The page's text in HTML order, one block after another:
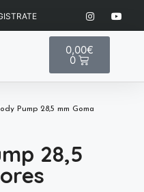
0,00€
0
Pump 28,5 mm Goma
28,5